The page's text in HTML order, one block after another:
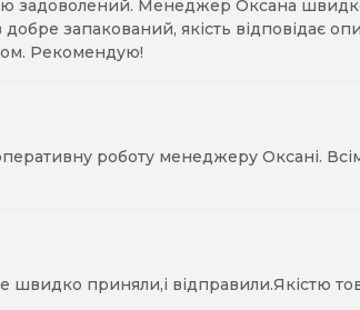
задоволений. Менеджер Оксана швидко
запакований, якість відповідає
Рекомендую!
роботу менеджеру Оксані. Всім
приняли,і відправили.Якістю